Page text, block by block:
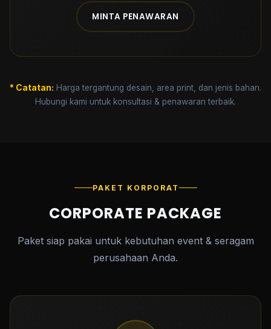
MINTA PENAWARAN
* Catatan: Harga tergantung desain, area print, dan jenis bahan.
Hubungi kami untuk konsultasi & penawaran terbaik.
PAKET KORPORAT
CORPORATE PACKAGE
Paket siap pakai untuk kebutuhan event & seragam
perusahaan Anda.